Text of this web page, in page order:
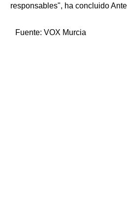
responsables", ha concluido
Fuente: VOX Murcia